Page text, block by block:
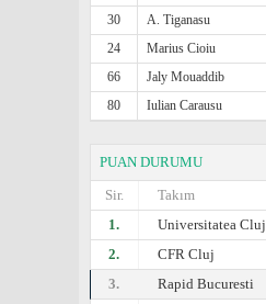
30
A. Tiganasu
24
Marius Cioiu
66
Jaly Mouaddib
80
Iulian Carausu
PUAN DURUMU
Sir.
Takım
1.
Universitatea Cluj
2.
CFR Cluj
3.
Rapid Bucuresti